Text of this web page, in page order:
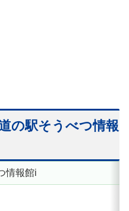
の駅そうべつ情報
情報館i